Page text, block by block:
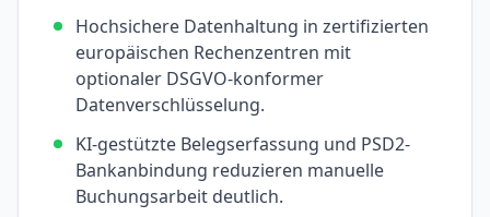
Hochsichere Datenhaltung in zertifizierten
europäischen Rechenzentren mit
optionaler DSGVO-konformer
Datenverschlüsselung.
KI-gestützte Belegserfassung und PSD2-
Bankanbindung reduzieren manuelle
Buchungsarbeit deutlich.